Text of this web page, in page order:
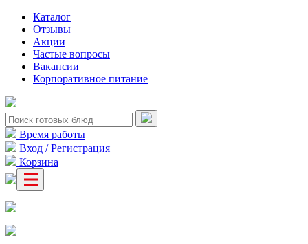
Каталог
Отзывы
Акции
Частые вопросы
Вакансии
Корпоративное питание
Время работы
Вход / Регистрация
Корзина